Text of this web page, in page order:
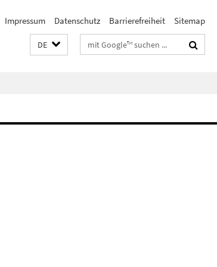
Impressum Datenschutz Barrierefreiheit Sitemap
DE Suchbegriffe